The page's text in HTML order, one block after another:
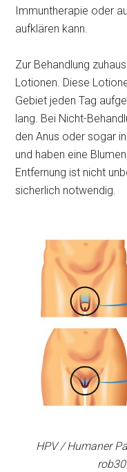
Immuntherapie oder
aufklären kann.
Zur Behandlung
Lotionen. Diese
Gebiet jeden Tag
lang. Bei Nicht-
den Anus oder sogar
und haben eine
Entfernung ist nicht
sicherlich notwendig.
HPV / Humaner